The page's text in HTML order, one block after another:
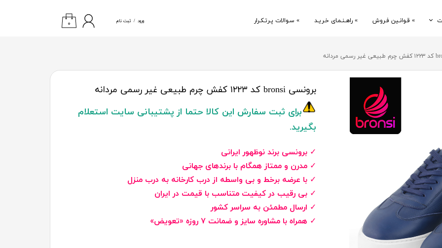
ورود / ثبت نام
حساب کاربری
» قـوانـین فـروش » راهـنـمـای خـریـد » سـوالات پـرتـکـرار » پشتیبانی ۰
برونسی bronsi کد ۱۲۲۳ کفش چرم طبیعی غیر رسمی مردانه
برای ثبت سفارش این کالا حتما از پشتیبانی سایت استعلام
بگیرید.
✓ برونسی برند نوظهور ایرانی
✓ مدرن و ممتاز همگام با برندهای جهانی
✓ با عرضه برخط و بی واسطه از درب کارخانه به درب منزل
✓ بی رقیب در کیفیت متناسب با قیمت در ایران
✓ ارسال مطمئن به سراسر کشور
✓ همراه با مشاوره سایز و ضمانت ۷ روزه «تعویض»